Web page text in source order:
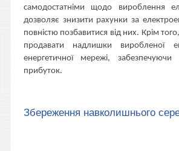
самодостатніми щодо вироблення
дозволяє знизити рахунки за
повністю позбавитися від них. Крім
продавати надлишки виробленої
енергетичної мережі, забезпечуючи
прибуток.
Збереження навколишнього